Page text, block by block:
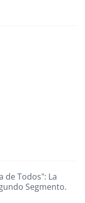
de Todos": La
Segmento.